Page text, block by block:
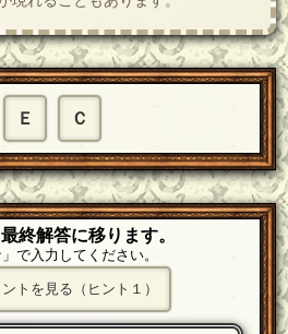
Ｅ Ｃ
終解答に移ります。
」で入力してください。
トを見る（ヒント１）